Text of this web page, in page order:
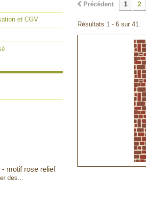
et CGV
motif rose relief
des...
Précédent 1 2
Résultats 1 - 6 sur 41.